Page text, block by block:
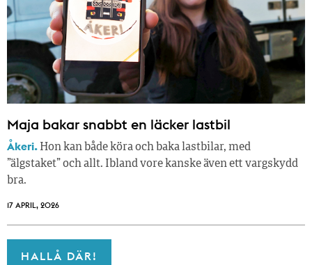
Maja bakar snabbt en läcker lastbil
Åkeri. Hon kan både köra och baka lastbilar, med
”älgstaket” och allt. Ibland vore kanske även ett vargskydd
bra.
17 APRIL, 2026
HALLÅ DÄR!